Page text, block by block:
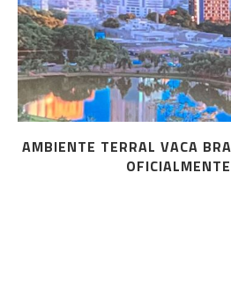
AMBIENTE TERRAL VACA